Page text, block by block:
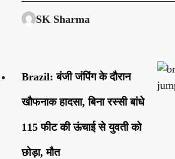
SK Sharma
Brazil: बंजी जंपिंग के दौरान
खौफनाक हादसा, बिना रस्सी बांधे
115 फीट की ऊंचाई से युवती को
छोड़ा, मौत